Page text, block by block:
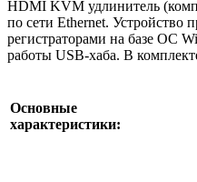
HDMI KVM удлинитель
по сети Ethernet. Устройство
регистраторами на базе ОС
работы USB-хаба. В
Основные
характеристики: